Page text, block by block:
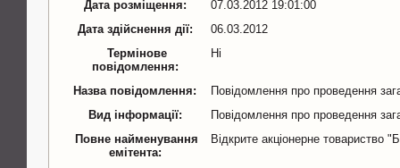
Дата розміщення:
07.03.2012 19:01:00
Дата здійснення дії:
06.03.2012
Термінове
повідомлення:
Ні
Назва повідомлення:
Повідомлення про проведення
Вид інформації:
Повідомлення про проведення
Повне найменування
емітента:
Відкрите акціонерне товариство